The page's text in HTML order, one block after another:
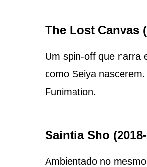
The Lost Canvas
Um spin-off que narra
como Seiya
Funimation​​.
Saintia Sho
Ambientado no